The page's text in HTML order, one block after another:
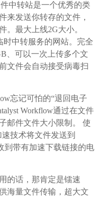
件中转站是一个优秀的类
来发送你转存的文件，
。最大上线2G大小。
时中转服务的网站。完全
、可以一次上传多个文
文件会自动接受病毒扫
忘记可怕的“退回电子
Workflow通过在文件
邮件文件大小限制。 使
技术将文件发送到
到带有加速下载链接的电
的话，那肯定是镭速
海量文件传输，超大文